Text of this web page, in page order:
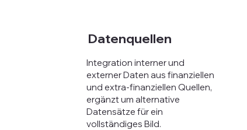
Datenquellen
Integration interner und
externer Daten aus finanziellen
und extra-finanziellen Quellen,
ergänzt um alternative
Datensätze für ein
vollständiges Bild.